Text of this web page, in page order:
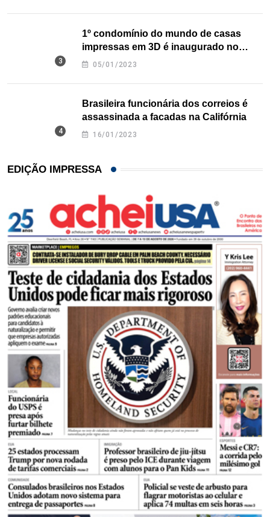
1º condomínio do mundo de casas
impressas em 3D é inaugurado no
Texas
05/01/2023
Brasileira funcionária dos correios é
assassinada a facadas na Califórnia
16/01/2023
EDIÇÃO IMPRESSA